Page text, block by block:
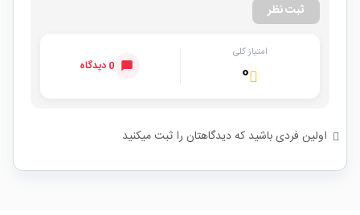
ثبت نظر
امتیاز کلی
۰ 0 دیدگاه
اولین فردی باشید که دیدگاهتان را ثبت میکنید